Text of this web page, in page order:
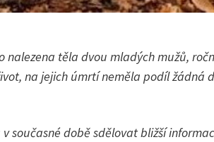
těla dvou mladých mužů,
na jejich úmrtí neměla podíl žádná
současné době sdělovat bližší